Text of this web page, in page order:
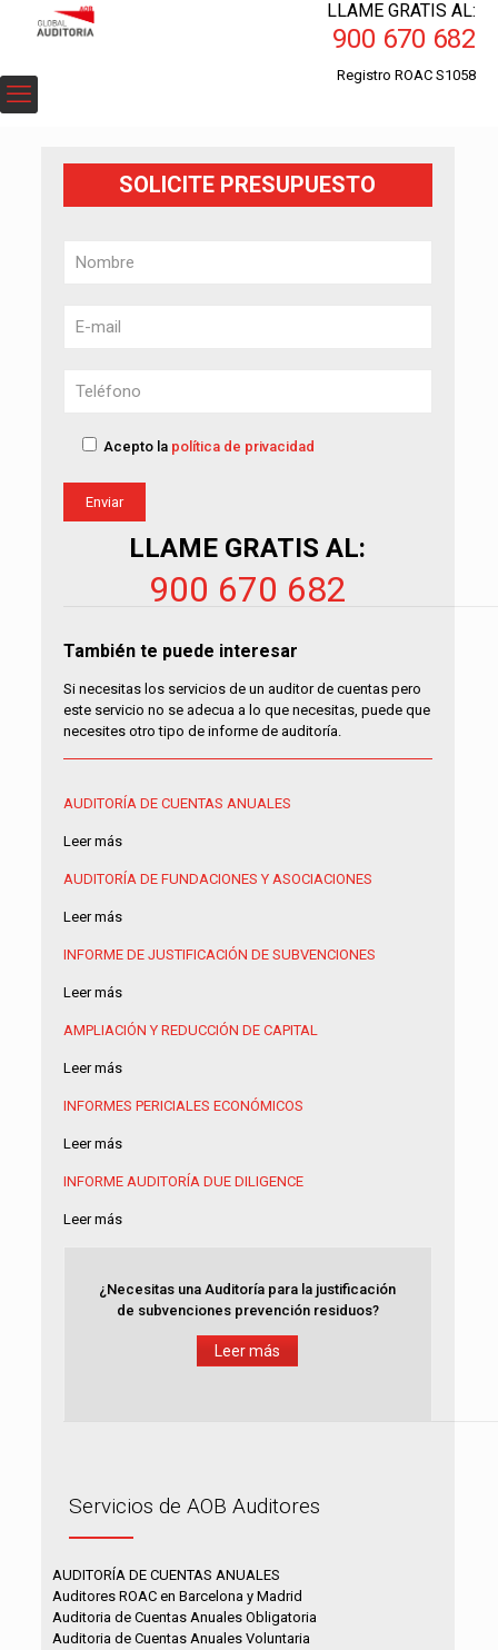
LLAME GRATIS AL:
900 670 682
Registro ROAC S1058
SOLICITE PRESUPUESTO
Acepto la política de privacidad
LLAME GRATIS AL:
900 670 682
También te puede interesar
Si necesitas los servicios de un auditor de cuentas pero
este servicio no se adecua a lo que necesitas, puede que
necesites otro tipo de informe de auditoría.
AUDITORÍA DE CUENTAS ANUALES
Leer más
AUDITORÍA DE FUNDACIONES Y ASOCIACIONES
Leer más
INFORME DE JUSTIFICACIÓN DE SUBVENCIONES
Leer más
AMPLIACIÓN Y REDUCCIÓN DE CAPITAL
Leer más
INFORMES PERICIALES ECONÓMICOS
Leer más
INFORME AUDITORÍA DUE DILIGENCE
Leer más
¿Necesitas una Auditoría para la justificación
de subvenciones prevención residuos?
Leer más
Servicios de AOB Auditores
AUDITORÍA DE CUENTAS ANUALES
Auditores ROAC en Barcelona y Madrid
Auditoria de Cuentas Anuales Obligatoria
Auditoria de Cuentas Anuales Voluntaria